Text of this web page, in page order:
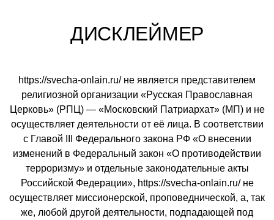
ДИСКЛЕЙМЕР
https://svecha-onlain.ru/ не является представителем
религиозной организации «Русская Православная
Церковь» (РПЦ) — «Московский Патриархат» (МП) и не
осуществляет деятельности от её лица. В соответствии
с Главой III Федерального закона РФ «О внесении
изменений в Федеральный закон «О противодействии
терроризму» и отдельные законодательные акты
Российской Федерации», https://svecha-onlain.ru/ не
осуществляет миссионерской, проповеднической, а, так
же, любой другой деятельности, подпадающей под